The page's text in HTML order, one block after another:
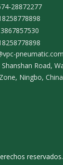
28872277
pneumatic.com
Road,
Ningbo, China
reservados.